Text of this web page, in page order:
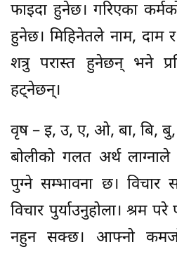
फाइदा हुनेछ। गरिएका
हुनेछ। मिहिनेतले नाम, दाम
शत्रु परास्त हुनेछन् भने
हट्नेछन्।
वृष – इ, उ, ए, ओ, बा, बि,
बोलीको गलत अर्थ
पुग्ने सम्भावना छ। विचार
विचार पुर्याउनुहोला। श्रम
नहुन सक्छ। आफ्नो